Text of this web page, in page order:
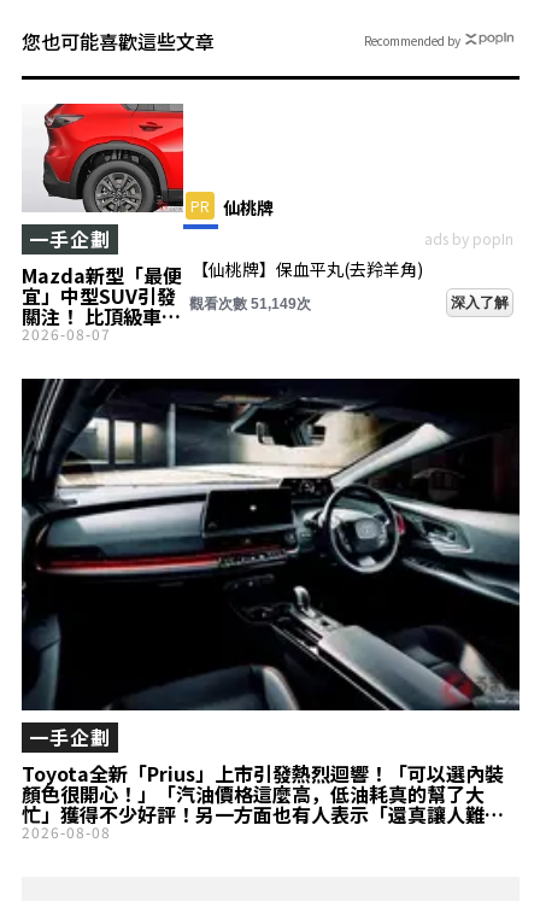
您也可能喜歡這些文章
Mazda新型「最便
宜」中型SUV引發
關注！ 比頂級車型
便宜「77萬日
「12.9吋
Navigation」與
360°Camera，配
備豐富到超乎想
像！ 安全、舒適配
備一應俱全，堪稱
「聰明人的選
擇」！ 入門車型
「新型CX-
5『S』」到底是什
麼樣的車？
一手企劃
2026-08-07
PR 仙桃牌
ads by popIn
【仙桃牌】保血平丸(去羚羊角)
觀看次數 51,149次 深入了解
Toyota全新「Prius」上市引發熱烈迴響！「可以選內裝
顏色很開心！」「汽油價格這麼高，低油耗真的幫了大
忙」獲得不少好評！另一方面也有人表示「還真讓人難以
在Civic之間做選擇……」!? 兼具高質感設計魅力的
一手企劃
2026-08-08
Recommended by